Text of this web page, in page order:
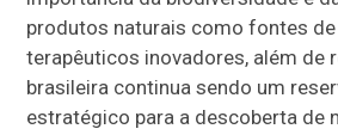
produtos naturais como fontes
terapêuticos inovadores, além de
brasileira continua sendo um
estratégico para a descoberta de